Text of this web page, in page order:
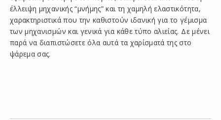
έλλειψη μηχανικής “μνήμης” και τη χαμηλή ελαστικότητα,
χαρακτηριστικά που την καθιστούν ιδανική για το γέμισμα
των μηχανισμών και γενικά για κάθε τύπο αλιείας. Δε μένει
παρά να διαπιστώσετε όλα αυτά τα χαρίσματά της στο
ψάρεμα σας.